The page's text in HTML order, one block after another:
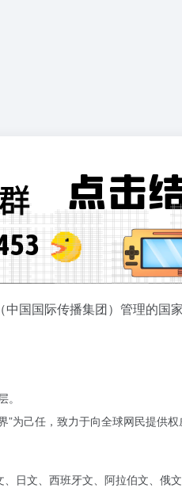
国国际传播集团）管理的国
为己任，致力于向全球网民提供
日文、西班牙文、阿拉伯文、俄